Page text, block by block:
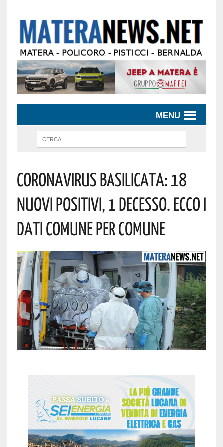
MENU
Coronavirus Basilicata: 18
Nuovi Positivi, 1 Decesso. Ecco I
Dati Comune Per Comune